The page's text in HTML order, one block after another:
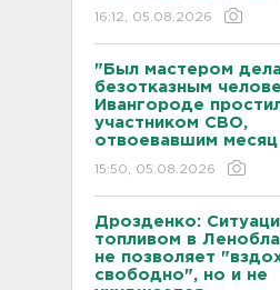
16:12, 05.08.2026
"Был мастером
безотказным
Ивангороде
участником СВО,
отвоевавшим месяц
15:50, 05.08.2026
Дрозденко:
топливом в
не позволяет
свободно", но и не